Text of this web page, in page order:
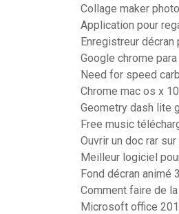
Collage maker
Application pour
Enregistreur décran
Google chrome
Need for speed
Chrome mac os x
Geometry dash lite
Free music
Ouvrir un doc rar sur
Meilleur logiciel
Fond décran animé
Comment faire de
Microsoft office